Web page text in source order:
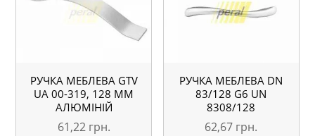
РУЧКА МЕБЛЕВА GTV
UA 00-319, 128 ММ
АЛЮМІНІЙ
61,22 грн.
РУЧКА МЕБЛЕВА DN
83/128 G6 UN
8308/128
62,67 грн.